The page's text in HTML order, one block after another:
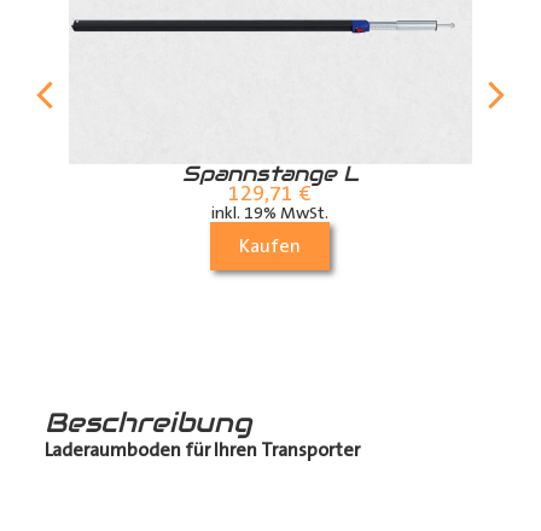
Spannstange L
129,71 €
inkl. 19% MwSt.
Kaufen
Beschreibung
Laderaumboden für Ihren Transporter